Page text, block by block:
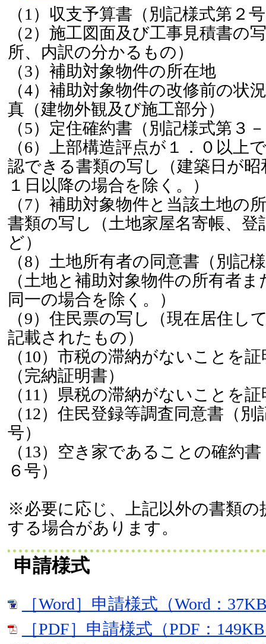
（1）収支予算書（別記様式第２
（2）施工図面及び工事見積書の
所、内訳の分かるもの）
（3）補助対象物件の所在地
（4）補助対象物件の改修前の状
真（建物外観及び施工部分）
（5）定住確約書（別記様式第３
（6）上部構造評点が１．０以上
認できる書類の写し（建築日が昭
１日以降の場合を除く。）
（7）補助対象物件と当該土地の
書類の写し（土地家屋名寄帳、登
ど）
（8）土地所有者の同意書（別記
（土地と補助対象物件の所有者
同一の場合を除く。）
（9）住民票の写し（現在居住し
記載されたもの）
（10）市税の滞納がないことを
（完納証明書）
（11）県税の滞納がないことを
（12）住民登録等調査同意書（別
号）
（13）空き家であることの確約
６号）
※必要に応じ、上記以外の書類の
する場合があります。
申請様式
［Word］申請様式（Word：
［PDF］申請様式（PDF：